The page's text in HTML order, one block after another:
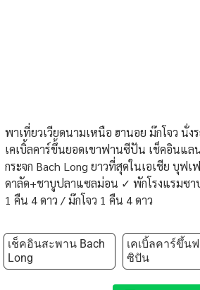
พาเที่ยวเวียดนามเหนือ ฮานอย ม๊กโจว นั่ง
เคเบิ้ลคาร์ขึ้นยอดเขาฟานซีปัน เช็คอินแล
กระจก Bach Long ยาวที่สุดในเอเชีย บุฟ
ดาลัด+ชาบูปลาแซลม่อน ✓ พักโรงแรมซา
1 คืน 4 ดาว / ม๊กโจว 1 คืน 4 ดาว
เช็คอินสะพาน Bach
Long
เคเบิ้ลคาร์ขึ้น
ซิปัน